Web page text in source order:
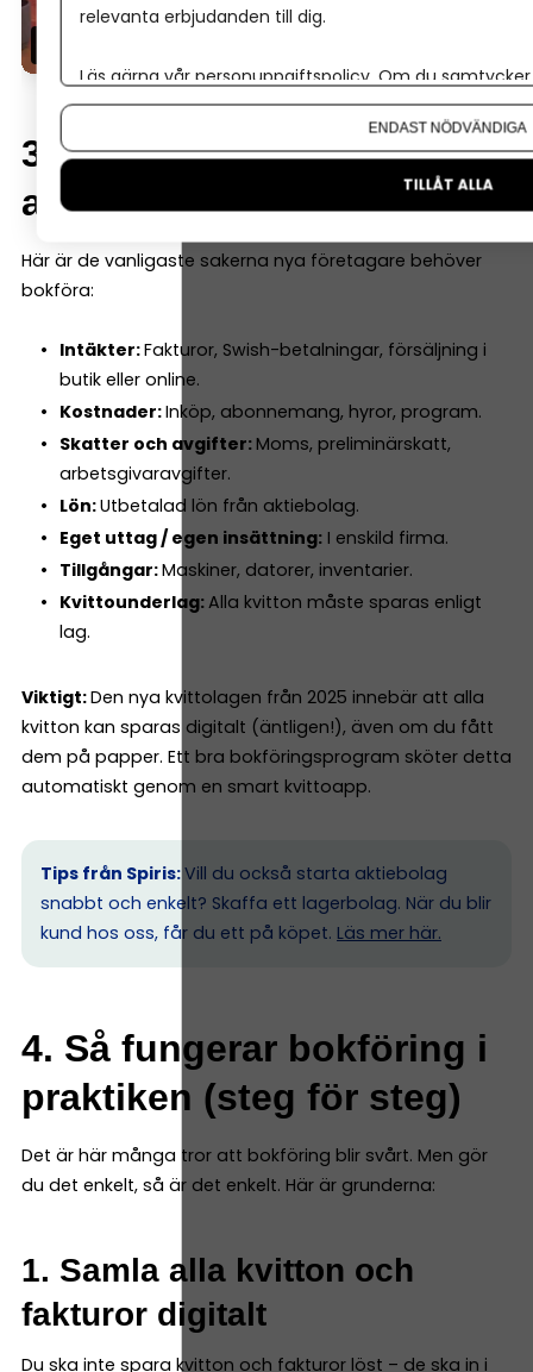
3. Detta måste bokföras –
alltid
Här är de vanligaste sakerna nya företagare behöver
bokföra:
Intäkter:Fakturor, Swish-betalningar, försäljning i
butik eller online.
Kostnader:Inköp, abonnemang, hyror, program.
Skatter och avgifter: Moms, preliminärskatt,
arbetsgivaravgifter.
Lön:Utbetalad lön från aktiebolag.
Eget uttag / egen insättning:I enskild firma.
Tillgångar:Maskiner, datorer, inventarier.
Kvittounderlag:Alla kvitton måste sparas enligt
lag.
Viktigt:Den nya kvittolagen från 2025 innebär att alla
kvitton kan sparas digitalt (äntligen!), även om du fått
dem på papper. Ett bra bokföringsprogram sköter detta
automatiskt genom en smart kvittoapp.
Tips från Spiris:Vill du också starta aktiebolag
snabbt och enkelt? Skaffa ett lagerbolag. När du blir
kund hos oss, får du ett på köpet. Läs mer här.
4. Så fungerar bokföring i
praktiken (steg för steg)
Det är här många tror att bokföring blir svårt. Men gör
du det enkelt, så är det enkelt. Här är grunderna:
1. Samla alla kvitton och
fakturor digitalt
Du ska inte spara kvitton och fakturor löst – de ska in i
relevanta erbjudanden till dig.
Läs gärna vår personuppgiftspolicy. Om du
Om du vill ändra ditt val i efterhand hittar du den
ENDAST NÖDVÄNDIGA
TILLÅT ALLA